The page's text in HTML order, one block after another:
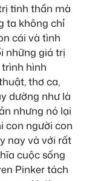
tinh thần mà
ta không chỉ
cái và tình
những giá trị
hình
thơ ca,
dường như là
nhưng nó lại
con người con
nay và với rất
cuộc sống
Pinker tách